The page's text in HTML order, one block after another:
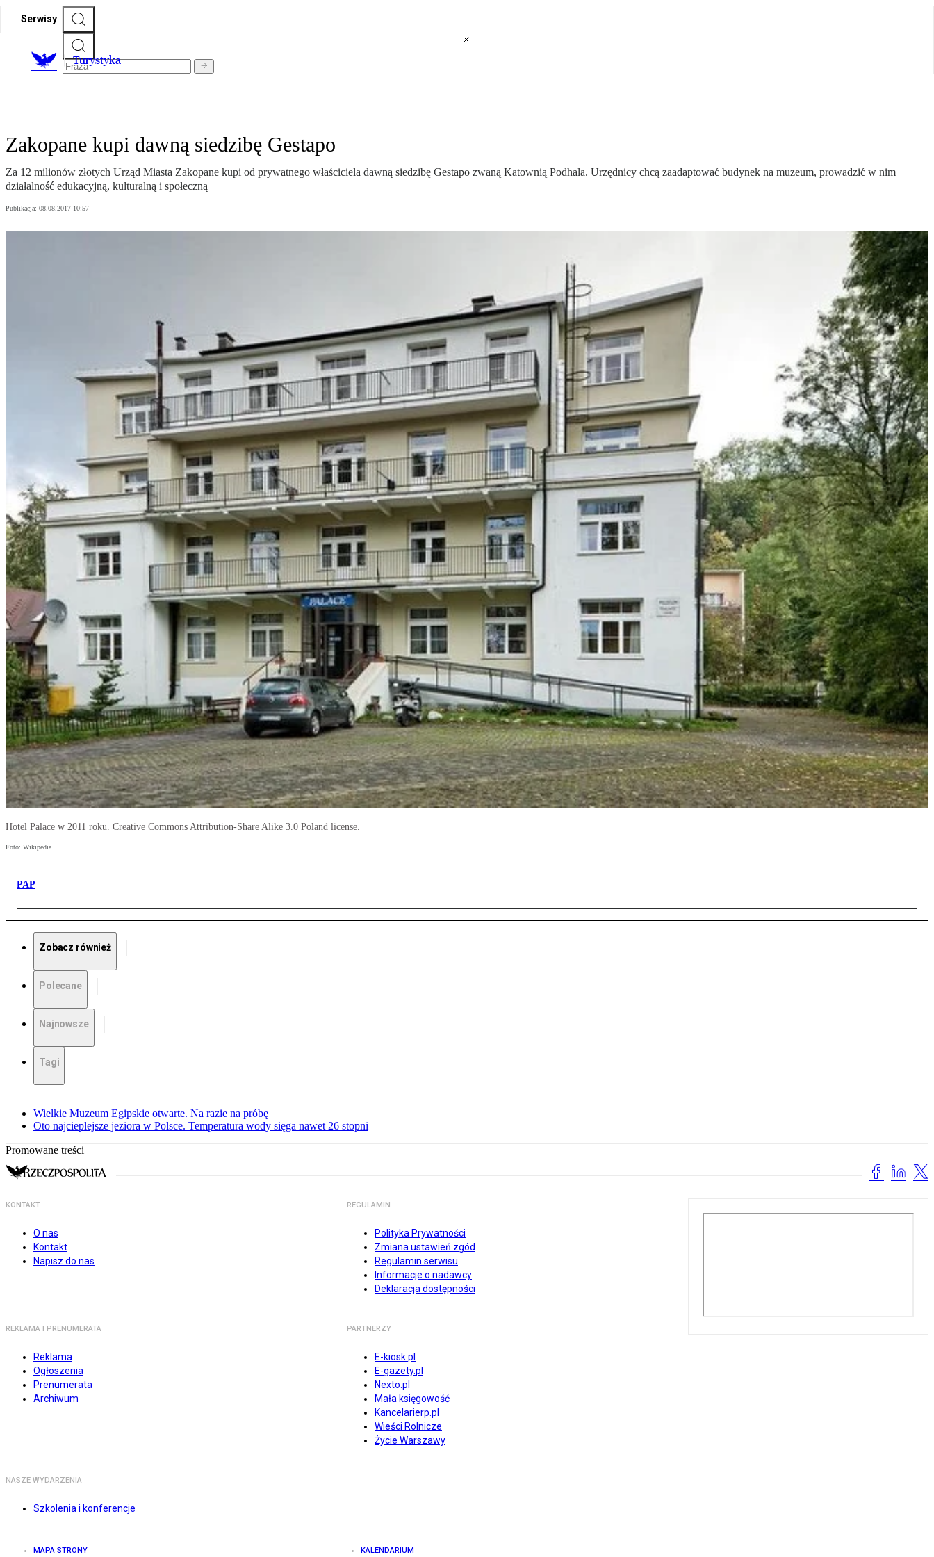
Serwisy
Turystyka
Zakopane kupi dawną siedzibę Gestapo
Za 12 milionów złotych Urząd Miasta Zakopane kupi od prywatnego właściciela dawną siedzibę Gestapo zwaną Katownią Podhala. Urzędnicy chcą zaadaptować budynek na muzeum, prowadzić w nim
działalność edukacyjną, kulturalną i społeczną
Publikacja: 08.08.2017 10:57
Hotel Palace w 2011 roku. Creative Commons Attribution-Share Alike 3.0 Poland license.
Foto: Wikipedia
PAP
Zobacz również
Polecane
Najnowsze
Tagi
Wielkie Muzeum Egipskie otwarte. Na razie na próbę
Oto najcieplejsze jeziora w Polsce. Temperatura wody sięga nawet 26 stopni
Promowane treści
KONTAKT
O nas
Kontakt
Napisz do nas
REGULAMIN
Polityka Prywatności
Zmiana ustawień zgód
Regulamin serwisu
Informacje o nadawcy
Deklaracja dostępności
REKLAMA I PRENUMERATA
Reklama
Ogłoszenia
Prenumerata
Archiwum
PARTNERZY
E-kiosk.pl
E-gazety.pl
Nexto.pl
Mała księgowość
Kancelarierp.pl
Wieści Rolnicze
Życie Warszawy
NASZE WYDARZENIA
Szkolenia i konferencje
MAPA STRONY KALENDARIUM